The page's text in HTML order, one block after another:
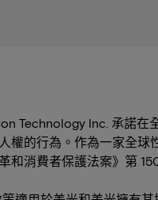
Technology Inc. 承諾在
權的行為。作為一家全
和消費者保護法案》第